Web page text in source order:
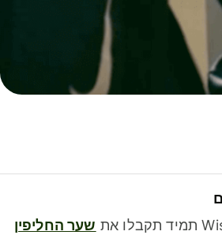
שער החליפין